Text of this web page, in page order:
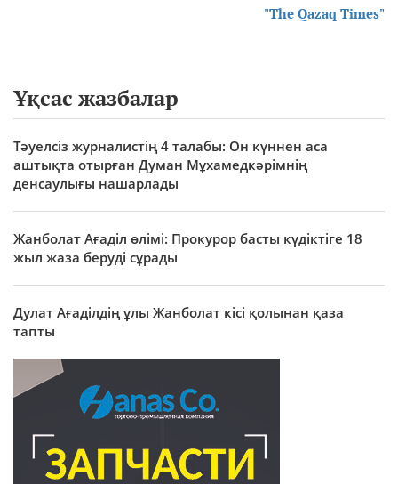
"The Qazaq Times"
Ұқсас жазбалар
Тәуелсіз журналистің 4 талабы: Он күннен аса
аштықта отырған Думан Мұхамедкәрімнің
денсаулығы нашарлады
Жанболат Ағаділ өлімі: Прокурор басты күдіктіге 18
жыл жаза беруді сұрады
Дулат Ағаділдің ұлы Жанболат кісі қолынан қаза
тапты